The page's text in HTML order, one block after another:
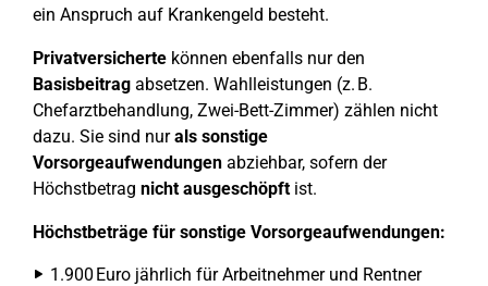
ein Anspruch auf Krankengeld besteht.
Privatversicherte können ebenfalls nur den
Basisbeitrag absetzen. Wahlleistungen (z. B.
Chefarztbehandlung, Zwei-Bett-Zimmer) zählen nicht
dazu. Sie sind nurals sonstige
Vorsorgeaufwendungen abziehbar, sofern der
Höchstbetrag nicht ausgeschöpftist.
Höchstbeträge für sonstige Vorsorgeaufwendungen:
1.900 Euro jährlich für Arbeitnehmer und Rentner